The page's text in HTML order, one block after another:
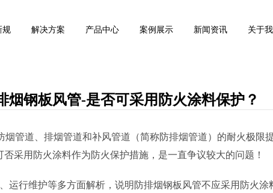
规 解决方案 产品中心 案例展示 新闻资讯 关于
烟钢板风管-是否可采用防火涂料保护？
管道、排烟管道和补风管道（简称防排烟管道）的耐火极限
否采用防火涂料作为防火保护措施，是一直争议较大的问题！
运行维护等多方面解析，说明防排烟钢板风管不应采用防火涂